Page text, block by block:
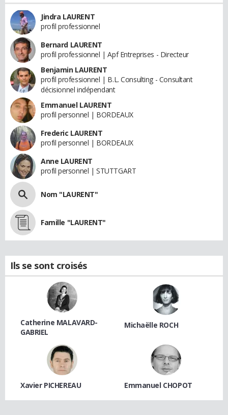
Jindra LAURENT
profil professionnel
Bernard LAURENT
profil professionnel | Apf Entreprises - Directeur
Benjamin LAURENT
profil professionnel | B.L. Consulting - Consultant
décisionnel indépendant
Emmanuel LAURENT
profil personnel | BORDEAUX
Frederic LAURENT
profil personnel | BORDEAUX
Anne LAURENT
profil personnel | STUTTGART
Nom "LAURENT"
Famille "LAURENT"
Ils se sont croisés
Catherine MALAVARD-
GABRIEL
Michaëlle ROCH
Xavier PICHEREAU Emmanuel CHOPOT